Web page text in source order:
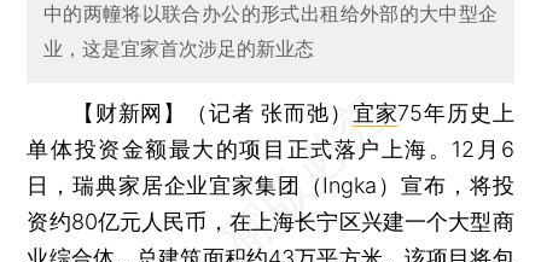
中的两幢将以联合办公的形式出租给外部的大中型企
业，这是宜家首次涉足的新业态
【财新网】（记者 张而弛） 宜家75年历史上
单体投资金额最大的项目正式落户上海。12月6
日，瑞典家居企业宜家集团（Ingka）宣布，将投
资约80亿元人民币，在上海长宁区兴建一个大型商